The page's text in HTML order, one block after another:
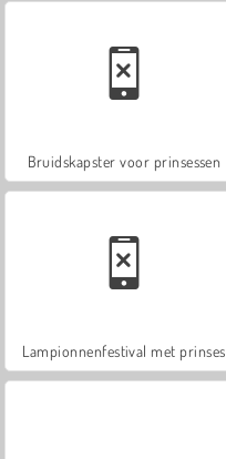
Bruidskapster voor prinsessen
Lampionnenfestival met prinses